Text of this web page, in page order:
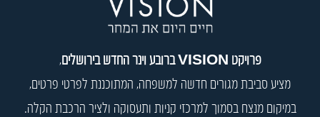
פרויקט VISION ברובע וינר החדש בירושלים,
מציע סביבתמגורים חדשה למשפחה, המתוכננת לפרטי פרטים,
במיקום מנצח בסמוך למרכזי קניות ותעסוקה ולציר הרכבת הקלה.